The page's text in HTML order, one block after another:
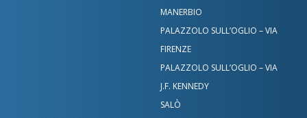
MANERBIO
PALAZZOLO SULL’OGLIO – VIA
FIRENZE
PALAZZOLO SULL’OGLIO – VIA
J.F. KENNEDY
SALÒ